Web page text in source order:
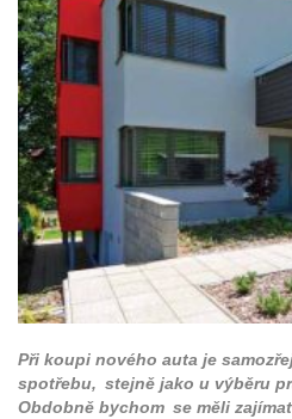
Při koupi nového auta je
spotřebu, stejně jako u výběru
Obdobně bychom se měli